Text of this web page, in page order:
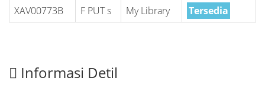
XAV00773B F PUT s My Library Tersedia
Informasi Detil